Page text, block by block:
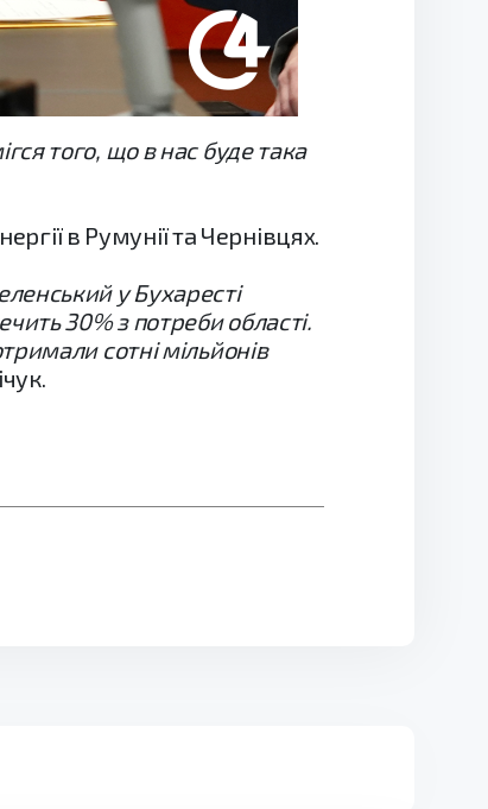
того, що в нас буде така
в Румунії та Чернівцях.
у Бухаресті
30% з потреби області.
сотні мільйонів